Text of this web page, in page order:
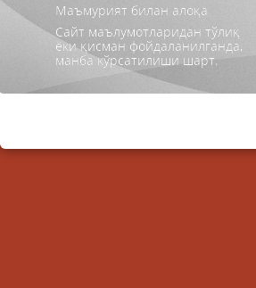
Маъмурият билан алоқа
Сайт маълумотларидан тўлиқ
ёки қисман фойдаланилганда,
манба кўрсатилиши шарт.